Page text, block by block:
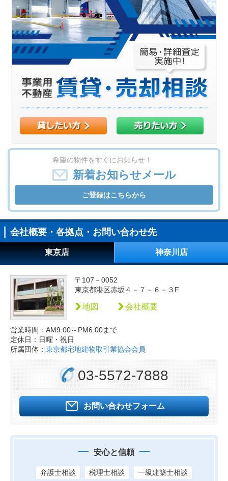
希望の物件をすぐにお知らせ！
新着お知らせメール
ご登録はこちらから
会社概要・各拠点・お問い合わせ先
東京店 神奈川店
〒107－0052
東京都港区赤坂４－７－６－３F
地図 会社概要
営業時間：AM9:00～PM6:00まで
定休日：日曜・祝日
所属団体： 東京都宅地建物取引業協会会員
03-5572-7888
お問い合わせフォーム
安心と信頼
弁護士相談 税理士相談 一級建築士相談